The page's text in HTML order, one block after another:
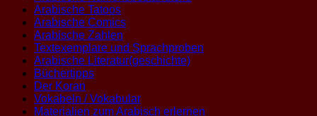
Arabische Tatoos
Arabische Comics
Arabische Zahlen
Textexemplare und Sprachproben
Arabische Literatur(geschichte)
Büchertipps
Der Koran
Vokabeln / Vokabular
Materialien zum Arabisch erlernen